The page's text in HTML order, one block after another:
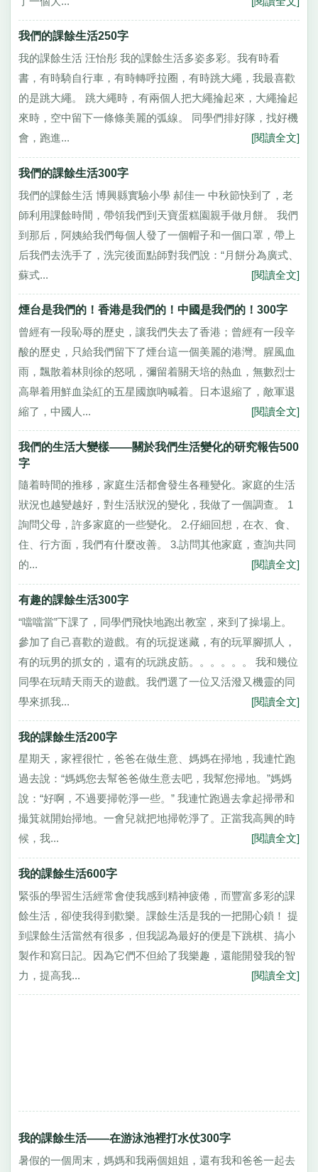
我們的課餘生活250字
我的課餘生活 汪怡彤 我的課餘生活多姿多彩。我有時看
書，有時騎自行車，有時轉呼拉圈，有時跳大繩，我最喜歡
的是跳大繩。 跳大繩時，有兩個人把大繩掄起來，大繩掄起
來時，空中留下一條條美麗的弧線。 同學們排好隊，找好機
會，跑進...
[閱讀全文]
我們的課餘生活300字
我們的課餘生活 博興縣實驗小學 郝佳一 中秋節快到了，老
師利用課餘時間，帶領我們到天寶蛋糕園親手做月餅。 我們
到那后，阿姨給我們每個人發了一個帽子和一個口罩，帶上
后我們去洗手了，洗完後面點師對我們說：“月餅分為廣式、
蘇式...
[閱讀全文]
煙台是我們的！香港是我們的！中國是我們的！300字
曾經有一段恥辱的歷史，讓我們失去了香港；曾經有一段辛
酸的歷史，只給我們留下了煙台這一個美麗的港灣。腥風血
雨，飄散着林則徐的怒吼，彌留着關天培的熱血，無數烈士
高舉着用鮮血染紅的五星國旗吶喊着。日本退縮了，敵軍退
縮了，中國人...
[閱讀全文]
我們的生活大變樣——關於我們生活變化的研究報告500
字
隨着時間的推移，家庭生活都會發生各種變化。家庭的生活
狀況也越變越好，對生活狀況的變化，我做了一個調查。 1
詢問父母，許多家庭的一些變化。 2.仔細回想，在衣、食、
住、行方面，我們有什麼改善。 3.訪問其他家庭，查詢共同
的...
[閱讀全文]
有趣的課餘生活300字
“噹噹當”下課了，同學們飛快地跑出教室，來到了操場上。
參加了自己喜歡的遊戲。有的玩捉迷藏，有的玩單腳抓人，
有的玩男的抓女的，還有的玩跳皮筋。。。。。。 我和幾位
同學在玩晴天雨天的遊戲。我們選了一位又活潑又機靈的同
學來抓我...
[閱讀全文]
我的課餘生活200字
星期天，家裡很忙，爸爸在做生意、媽媽在掃地，我連忙跑
過去說：“媽媽您去幫爸爸做生意去吧，我幫您掃地。”媽媽
說：“好啊，不過要掃乾淨一些。” 我連忙跑過去拿起掃帚和
撮箕就開始掃地。一會兒就把地掃乾淨了。正當我高興的時
候，我...
[閱讀全文]
我的課餘生活600字
緊張的學習生活經常會使我感到精神疲倦，而豐富多彩的課
餘生活，卻使我得到歡樂。課餘生活是我的一把開心鎖！ 提
到課餘生活當然有很多，但我認為最好的便是下跳棋、搞小
製作和寫日記。因為它們不但給了我樂趣，還能開發我的智
力，提高我...
[閱讀全文]
我的課餘生活——在游泳池裡打水仗300字
暑假的一個周末，媽媽和我兩個姐姐，還有我和爸爸一起去